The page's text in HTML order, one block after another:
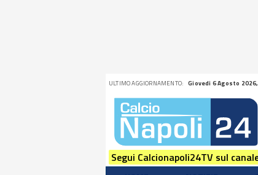
ULTIMO AGGIORNAMENTO: Giovedi 6 Agosto
Segui Calcionapoli24TV sul